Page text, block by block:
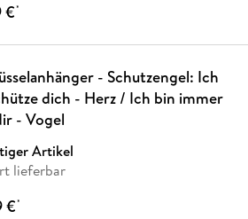
€*
- Schutzengel: Ich
dich - Herz / Ich bin immer
- Vogel
Artikel
lieferbar
€*